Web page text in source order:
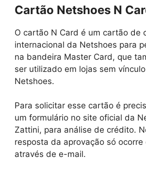
Cartão Netshoes N
O cartão N Card é um cartão de
internacional da Netshoes para
na bandeira Master Card, que
ser utilizado em lojas sem
Netshoes.
Para solicitar esse cartão é
um formulário no site oficial da
Zattini, para análise de crédito.
resposta da aprovação só ocorre
através de e-mail.